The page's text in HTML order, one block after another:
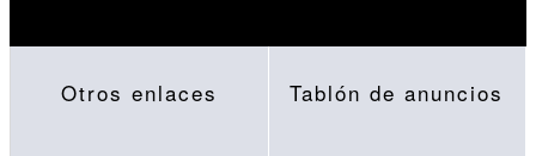
Otros enlaces Tablón de anuncios